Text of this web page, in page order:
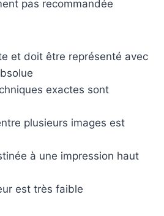
pas recommandée
et doit être représenté avec
exactes sont
plusieurs images est
à une impression haut
est très faible